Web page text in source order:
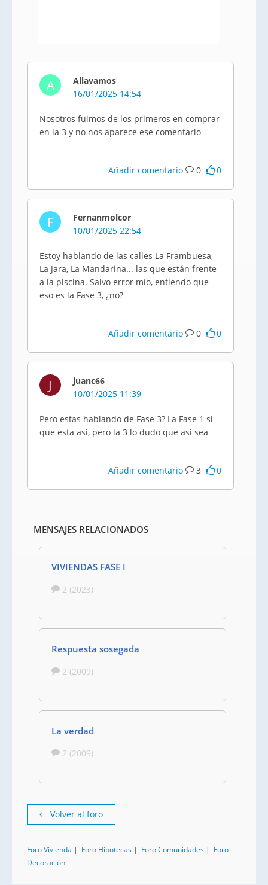
A
Allavamos
16/01/2025 14:54
Nosotros fuimos de los primeros en comprar
en la 3 y no nos aparece ese comentario
Añadir comentario 0 0
F
Fernanmolcor
10/01/2025 22:54
Estoy hablando de las calles La Frambuesa,
La Jara, La Mandarina... las que están frente
a la piscina. Salvo error mío, entiendo que
eso es la Fase 3, ¿no?
Añadir comentario 0 0
J
juanc66
10/01/2025 11:39
Pero estas hablando de Fase 3? La Fase 1 si
que esta asi, pero la 3 lo dudo que asi sea
Añadir comentario 3 0
MENSAJES RELACIONADOS
VIVIENDAS FASE I
2 (2023)
Respuesta sosegada
2 (2009)
La verdad
2 (2009)
Volver al foro
Foro Vivienda | Foro Hipotecas | Foro Comunidades | Foro
Decoración